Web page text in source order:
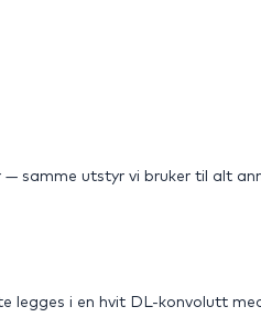
samme utstyr vi bruker til alt
i en hvit DL-konvolutt